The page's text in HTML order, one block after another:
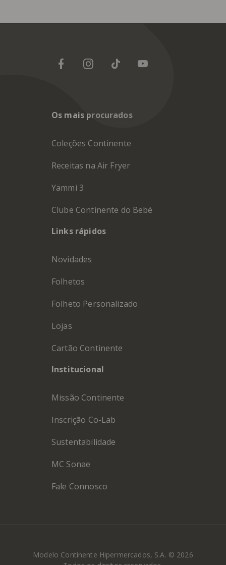
Os mais procurados
Coleções Continente
Receitas na Air Fryer
Yämmi 3
Clube Continente do Bebé
Links rápidos
Novidades
Folhetos
Folheto Personalizado
Lojas
Cartão Continente
Institucional
Missão Continente
Inscrição Co-Lab
Sustentabilidade
MC Sonae
Fale Connosco
Modelo Continente Hipermercados, S.A. © 2026